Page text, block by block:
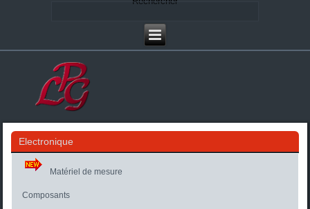
Electronique
Matériel de mesure
Composants